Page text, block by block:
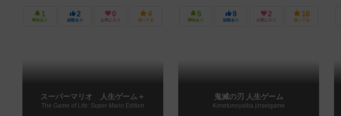
1
興味あり
2
経験あり
0
お気に入り
4
持ってる
5
興味あり
9
経験あり
2
お気に入り
18
持ってる
スーパーマリオ 人生ゲーム＋
The Game of Life: Super Mario Edition
鬼滅の刃 人生ゲーム
Kimetunoyaiba jinseigame